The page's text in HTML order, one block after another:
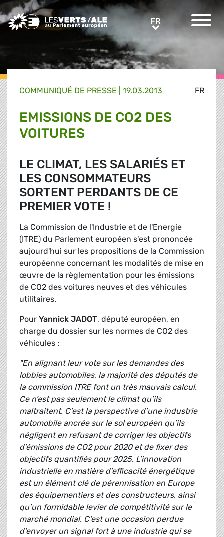
Greens/EFA Home FRFR
FR
COMMUNIQUÉ DE PRESSE 19.03.2013
EMISSIONS DE CO2 DES
VOITURES
LE CLIMAT, LES SALARIÉS ET
LES CONSOMMATEURS
SORTENT PERDANTS DE CE
PREMIER VOTE !
La Commission de l'Industrie et de l'Energie
(ITRE) du Parlement européen s'est prononcée
aujourd'hui sur les propositions de la Commission
européenne concernant les modalités de mise en
œuvre de la règlementation pour les émissions
de CO2 des voitures neuves et des véhicules
utilitaires.
Pour Yannick JADOT, député européen, en
charge du dossier sur les normes de CO2 des
véhicules :
"En alignant leur vote sur les demandes des
lobbies automobiles, la majorité des députés de
la commission ITRE font un très mauvais calcul.
Ce n’est pas seulement le climat qu’ils
maltraitent. C’est la perspective d’une industrie
automobile ancrée sur le sol européen qu’ils
négligent en refusant de corriger les objectifs
d’émissions de CO2 pour 2020 et de fixer des
objectifs quantifiés pour 2025. L’innovation
industrielle en matière d’efficacité énergétique
est un élément clé de pérennisation en Europe
des équipementiers et des constructeurs, ainsi
qu’un formidable levier de compétitivité sur le
marché mondial. C'est une occasion perdue
d'envoyer un signal fort à une industrie qui se